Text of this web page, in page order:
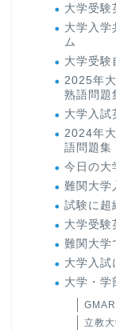
大学受験
大学入学
ム
大学受験
2025年
熟語問題
大学入試
2024年
語問題集
今日の大
難関大学
試験に超
大学受験
難関大学
大学入試
大学・学
立教